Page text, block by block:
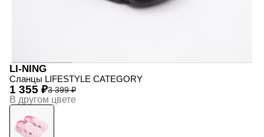
LI-NING
Сланцы LIFESTYLE CATEGORY
3 399 ₽
1 355 ₽
В другом цвете